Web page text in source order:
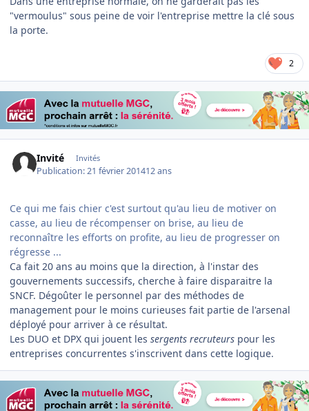
"vermoulus" sous peine de voir l'entreprise mettre la clé sous
la porte.
2
Invité Invités
Publication:21 février 201412 ans
Ce qui me fais chier c'est surtout qu'au lieu de motiver on
casse, au lieu de récompenser on brise, au lieu de
reconnaître les efforts on profite, au lieu de progresser on
régresse ...
Ca fait 20 ans au moins que la direction, à l'instar des
gouvernements successifs, cherche à faire disparaitre la
SNCF. Dégoûter le personnel par des méthodes de
management pour le moins curieuses fait partie de l'arsenal
déployé pour arriver à ce résultat.
Les DUO et DPX qui jouent les sergents recruteurs pour les
entreprises concurrentes s'inscrivent dans cette logique.